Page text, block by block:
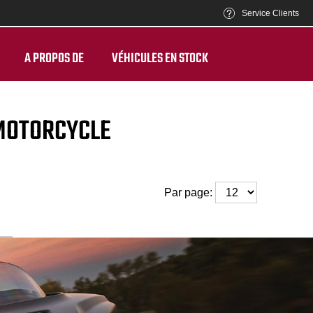
Service Clients
A PROPOS DE VÉHICULES EN STOCK
Par page: